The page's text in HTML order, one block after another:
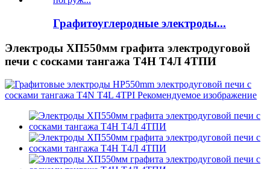
Графитоуглеродные электроды...
Электроды ХП550мм графита электродуговой
печи с сосками тангажа Т4Н Т4Л 4ТПИ